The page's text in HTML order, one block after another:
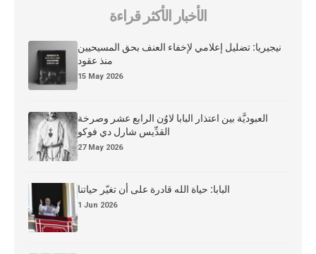
الأخبار الأكثر قراءة
نيجيريا: تضليل إعلامي لإخفاء العنف بحق المسيحيين
منذ عقود
15 May 2026
العبوديَّة بين اعتذار البابا لاوُن الرابع عشر وصرخة
القدِّيس شارل دي فوكو
27 May 2026
البابا: حياة الله قادرة على أن تغيّر حياتنا
1 Jun 2026